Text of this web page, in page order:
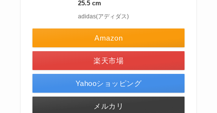
25.5 cm
adidas(アディダス)
Amazon
楽天市場
Yahooショッピング
メルカリ